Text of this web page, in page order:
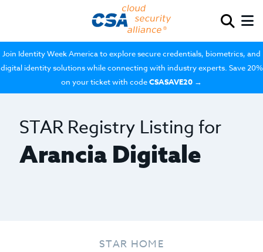
Join Identity Week America to explore secure credentials, biometrics, and
digital identity solutions while connecting with industry experts. Save 20%
on your ticket with codeCSASAVE20 →
STAR Registry Listing for
Arancia Digitale
STAR HOME